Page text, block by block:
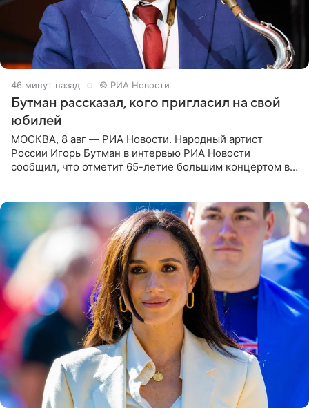
46 минут назад © РИА Новости
Бутман рассказал, кого пригласил на свой
юбилей
МОСКВА, 8 авг — РИА Новости. Народный артист
России Игорь Бутман в интервью РИА Новости
сообщил, что отметит 65-летие большим концертом в